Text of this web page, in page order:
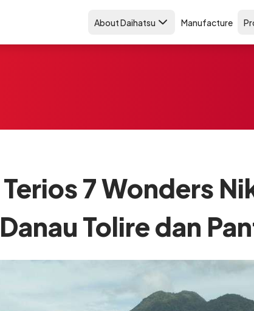
About Daihatsu Manufacture
7 Wonders
Tolire dan